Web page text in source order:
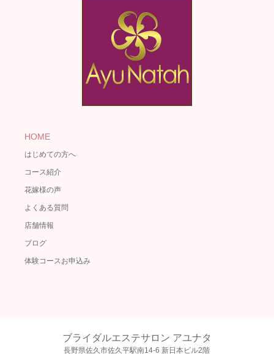
HOME
はじめての方へ
コース紹介
花嫁様の声
よくある質問
店舗情報
ブログ
体験コースお申込み
ブライダルエステサロン アユナタ
長野県佐久市佐久平駅南14-6 新日本ビル2階